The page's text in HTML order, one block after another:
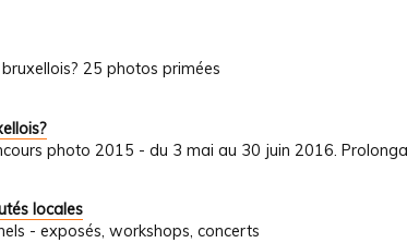
25 photos primées
photo 2015 - du 3 mai au 30 juin 2016.
locales
- exposés, workshops, concerts